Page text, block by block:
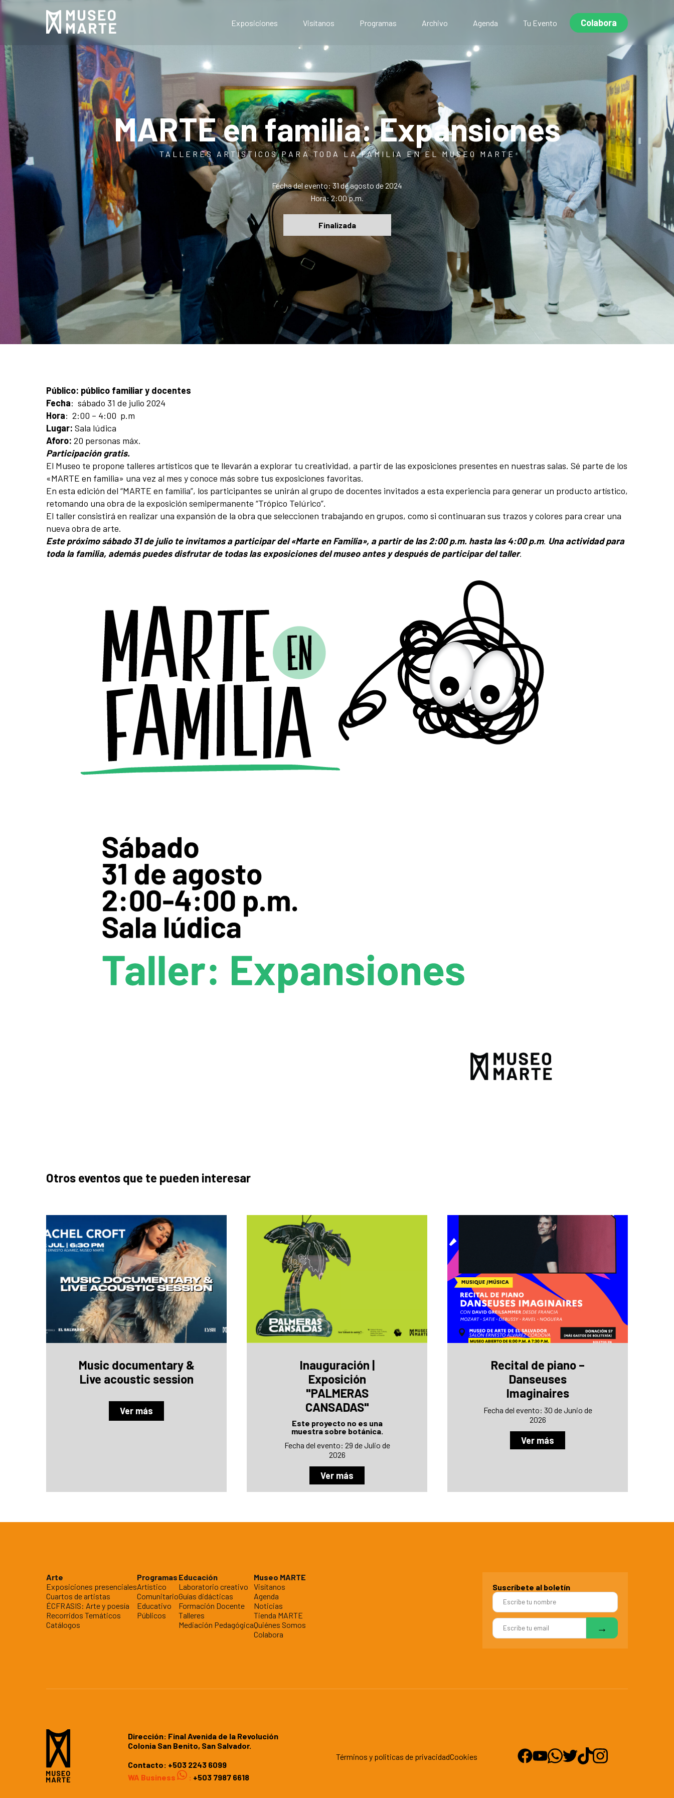
Exposiciones
Exposiciones virtuales
Visítanos
Programas
Educativo
Archivo Agenda Tu Evento Colabora
MARTE en familia: Expansiones
TALLERES ARTÍSTICOS PARA TODA LA FAMILIA EN EL MUSEO MARTE
Fecha del evento: 31 de agosto de 2024
Hora: 2:00 p.m.
Finalizada
Público: público familiar y docentes
Fecha: sábado 31 de julio 2024
Hora: 2:00 – 4:00 p.m
Lugar: Sala lúdica
Aforo: 20 personas máx.
Participación gratis.
El Museo te propone talleres artísticos que te llevarán a explorar tu creatividad, a partir de las exposiciones presentes en nuestras salas. Sé parte de los
«MARTE en familia» una vez al mes y conoce más sobre tus exposiciones favoritas.
En esta edición del “MARTE en familia”, los participantes se unirán al grupo de docentes invitados a esta experiencia para generar un producto artístico,
retomando una obra de la exposición semipermanente “Trópico Telúrico”.
El taller consistirá en realizar una expansión de la obra que seleccionen trabajando en grupos, como si continuaran sus trazos y colores para crear una
nueva obra de arte.
Este próximo sábado 31 de julio te invitamos a participar del «Marte en Familia», a partir de las 2:00 p.m. hasta las 4:00 p.m. Una actividad para
toda la familia, además puedes disfrutar de todas las exposiciones del museo antes y después de participar del taller.
Otros eventos que te pueden interesar
Music documentary &
Live acoustic session
Ver más
Inauguración |
Exposición
"PALMERAS
CANSADAS"
Este proyecto no es una
muestra sobre botánica.
Fecha del evento: 29 de Julio de
2026
Ver más
Recital de piano –
Danseuses
Imaginaires
Fecha del evento: 30 de Junio de
2026
Ver más
Arte
Exposiciones presenciales
Cuartos de artistas
ÉCFRASIS: Arte y poesía
Recorridos Temáticos
Catálogos
Programas
Artístico
Comunitario
Educativo
Públicos
Educación
Laboratorio creativo
Guías didácticas
Formación Docente
Talleres
Mediación Pedagógica
Museo MARTE
Visítanos
Agenda
Noticias
Tienda MARTE
Quiénes Somos
Colabora
Suscríbete al boletín
Dirección: Final Avenida de la Revolución
Colonia San Benito, San Salvador.
Contacto: +503 2243 6099
WA Business
: +503 7987 6618
Términos y politicas de privacidadCookies